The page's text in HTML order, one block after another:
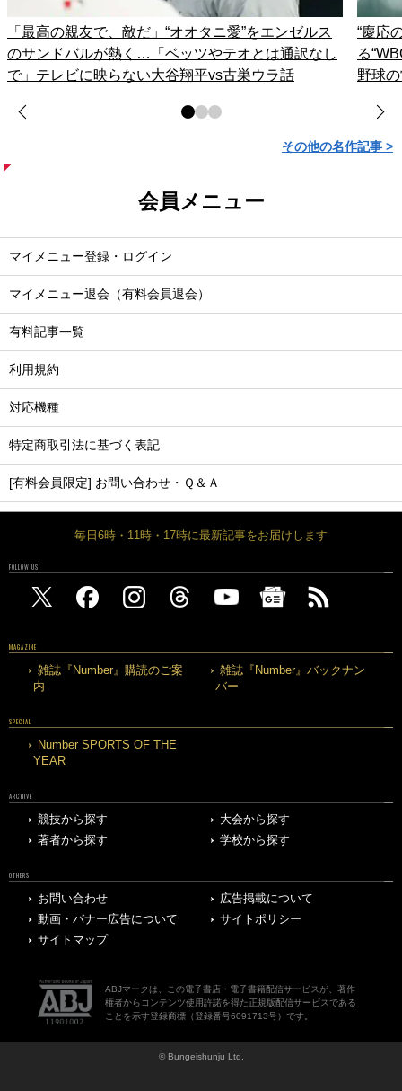
「最高の親友で、敵だ」“オオタニ愛”をエンゼルス
のサンドバルが熱く…「ベッツやテオとは通訳なし
で」テレビに映らない大谷翔平vs古巣ウラ話
“慶応
る
野球
その他の名作記事 >
会員メニュー
マイメニュー登録・ログイン
マイメニュー退会（有料会員退会）
有料記事一覧
利用規約
対応機種
特定商取引法に基づく表記
[有料会員限定] お問い合わせ・Ｑ＆Ａ
毎日6時・11時・17時に最新記事をお届けします
FOLLOW US
MAGAZINE
雑誌『Number』購読のご案
内
雑誌『Number』バックナン
バー
SPECIAL
Number SPORTS OF THE
YEAR
ARCHIVE
競技から探す
大会から探す
著者から探す
学校から探す
OTHERS
お問い合わせ
広告掲載について
動画・バナー広告について
サイトポリシー
サイトマップ
ABJマークは、この電子書店・電子書籍配信サービスが、著作
権者からコンテンツ使用許諾を得た正規版配信サービスである
ことを示す登録商標（登録番号6091713号）です。
© Bungeishunju Ltd.